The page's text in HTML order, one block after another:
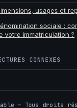
usages et
sociale :
votre immatriculation ?
CONNEXES
— Tous droits